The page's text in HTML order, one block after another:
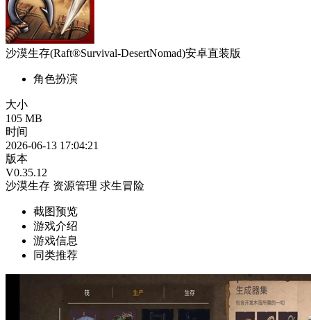
沙漠生存(Raft®Survival-DesertNomad)安卓直装版
角色扮演
大小
105 MB
时间
2026-06-13 17:04:21
版本
V0.35.12
沙漠生存 资源管理 求生冒险
截图预览
游戏介绍
游戏信息
同类推荐